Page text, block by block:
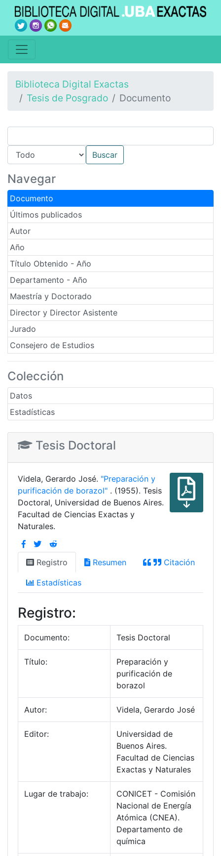
Biblioteca Digital Exactas
Tesis de Posgrado
Documento
Navegar
Documento
Últimos publicados
Autor
Año
Título Obtenido - Año
Departamento - Año
Maestría y Doctorado
Director y Director Asistente
Jurado
Consejero de Estudios
Colección
Datos
Estadísticas
Tesis Doctoral
Videla, Gerardo José. "Preparación y
purificación de borazol" . (1955). Tesis
Doctoral, Universidad de Buenos Aires.
Facultad de Ciencias Exactas y
Naturales.
Registro Resumen Citación
Estadísticas
Registro:
Documento: Tesis Doctoral
Título:
Preparación y
purificación de
borazol
Autor: Videla, Gerardo José
Editor:
Universidad de
Buenos Aires.
Facultad de Ciencias
Exactas y Naturales
Lugar de trabajo:
CONICET - Comisión
Nacional de Energía
Atómica (CNEA).
Departamento de
química